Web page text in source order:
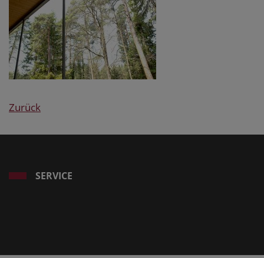
Zurück
SERVICE